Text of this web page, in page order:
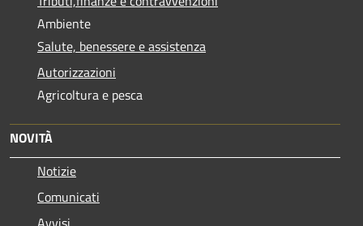
Ambiente
Salute, benessere e assistenza
Autorizzazioni
Agricoltura e pesca
NOVITÀ
Notizie
Comunicati